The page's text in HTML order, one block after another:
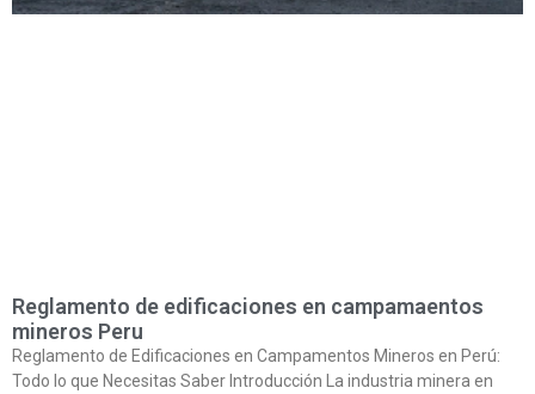
Reglamento de edificaciones en campamaentos
mineros Peru
Reglamento de Edificaciones en Campamentos Mineros en Perú:
Todo lo que Necesitas Saber Introducción La industria minera en